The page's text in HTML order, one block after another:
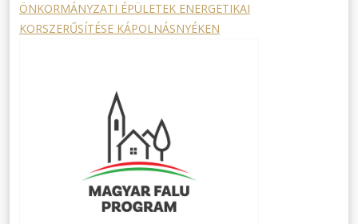
ÖNKORMÁNYZATI ÉPÜLETEK ENERGETIKAI
KORSZERŰSÍTÉSE KÁPOLNÁSNYÉKEN